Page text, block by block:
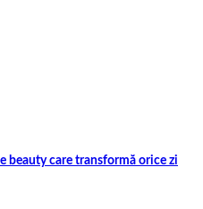
beauty care transformă orice zi